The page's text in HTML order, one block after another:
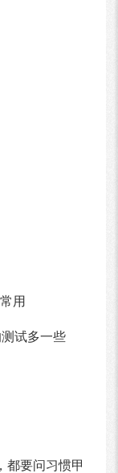
用
试多一些
都要问习惯甲